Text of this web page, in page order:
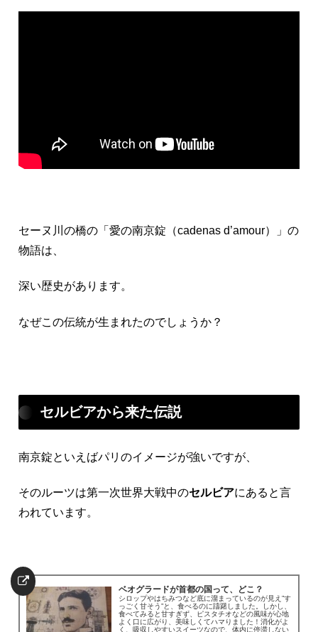
セーヌ川の橋の「愛の南京錠（cadenas d’amour）」の
物語は、
深い歴史があります。
なぜこの伝統が生まれたのでしょうか？
セルビアから来た伝説
南京錠といえばパリのイメージが強いですが、
そのルーツは第一次世界大戦中のセルビアにあると言
われています。
ベオグラードが首都の国って、どこ？
シロップやはちみつなど底に溜まっているのが見え”す
っごく甘そう”と、食べるのに躊躇しました。しかし、
食べてみると甘すぎず、ピスタチオなどの風味が心地
よく口に広がり、美味しくてハマりました！消化がよ
く、吸収しやすいスイーツなので、体内に停滞しない